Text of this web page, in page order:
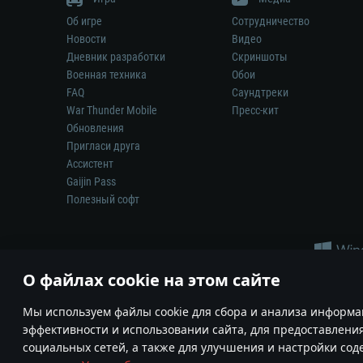
О файлах cookie на этом сайте
Мы используем файлы cookie для сбора и анализа
эффективности и использовании сайта, для
социальных сетей, а также для улучшения и настройки
Об игре
Новости
Дневник разработки
Военная техника
FAQ
War Thunder Mobile
Обновления
Пригласи друга
Ассистент
Gaijin Pass
Полезный софт
Сотрудничество
Видео
Скриншоты
Обои
Саундтреки
Пресс-кит
Ни один производитель оружия, техники или снаряжения не
© 2011—2026 Gaijin Games Kft. Все товарные знаки,